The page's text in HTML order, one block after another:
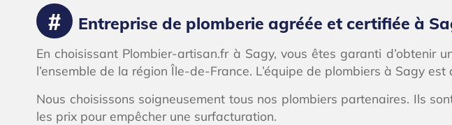
Entreprise de plomberie agréée et certifiée à
En choisissant Plombier-artisan.fr à Sagy, vous êtes garanti
l’ensemble de la région Île-de-France. L’équipe de plombiers à Sagy
Nous choisissons soigneusement tous nos plombiers partenaires. Ils
les prix pour empêcher une surfacturation.